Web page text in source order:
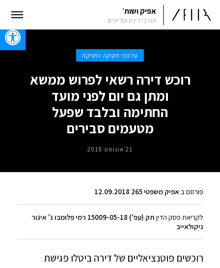
אפיק ושות׳
עורכי דין ונוטריונים
עדכוני חקיקה ופסיקה
רוכש דירה רשאי לפרוש ממשא
ומתן גם יום לפני מועד
החתימה ובלבד שפעל
מטעמים סבירים
21 אוגוסט 2018
פורסם ב אפיק משפטי 265 12.09.2018
לקריאת פסק הדין
תק (עפ') 15009-05-18 רמי פלומבו נ' איגור
ניקולאייב
רוכשים פוטנציאליים של דירה ביטלו פגישת